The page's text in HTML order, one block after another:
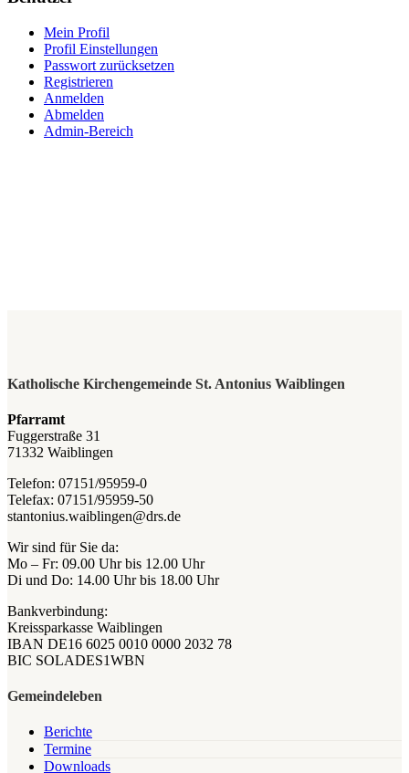
Mein Profil
Profil Einstellungen
Passwort zurücksetzen
Registrieren
Anmelden
Abmelden
Admin-Bereich
Katholische Kirchengemeinde St. Antonius Waiblingen
Pfarramt
Fuggerstraße 31
71332 Waiblingen
Telefon: 07151/95959-0
Telefax: 07151/95959-50
stantonius.waiblingen@drs.de
Wir sind für Sie da:
Mo – Fr: 09.00 Uhr bis 12.00 Uhr
Di und Do: 14.00 Uhr bis 18.00 Uhr
Bankverbindung:
Kreissparkasse Waiblingen
IBAN DE16 6025 0010 0000 2032 78
BIC SOLADES1WBN
Gemeindeleben
Berichte
Termine
Downloads